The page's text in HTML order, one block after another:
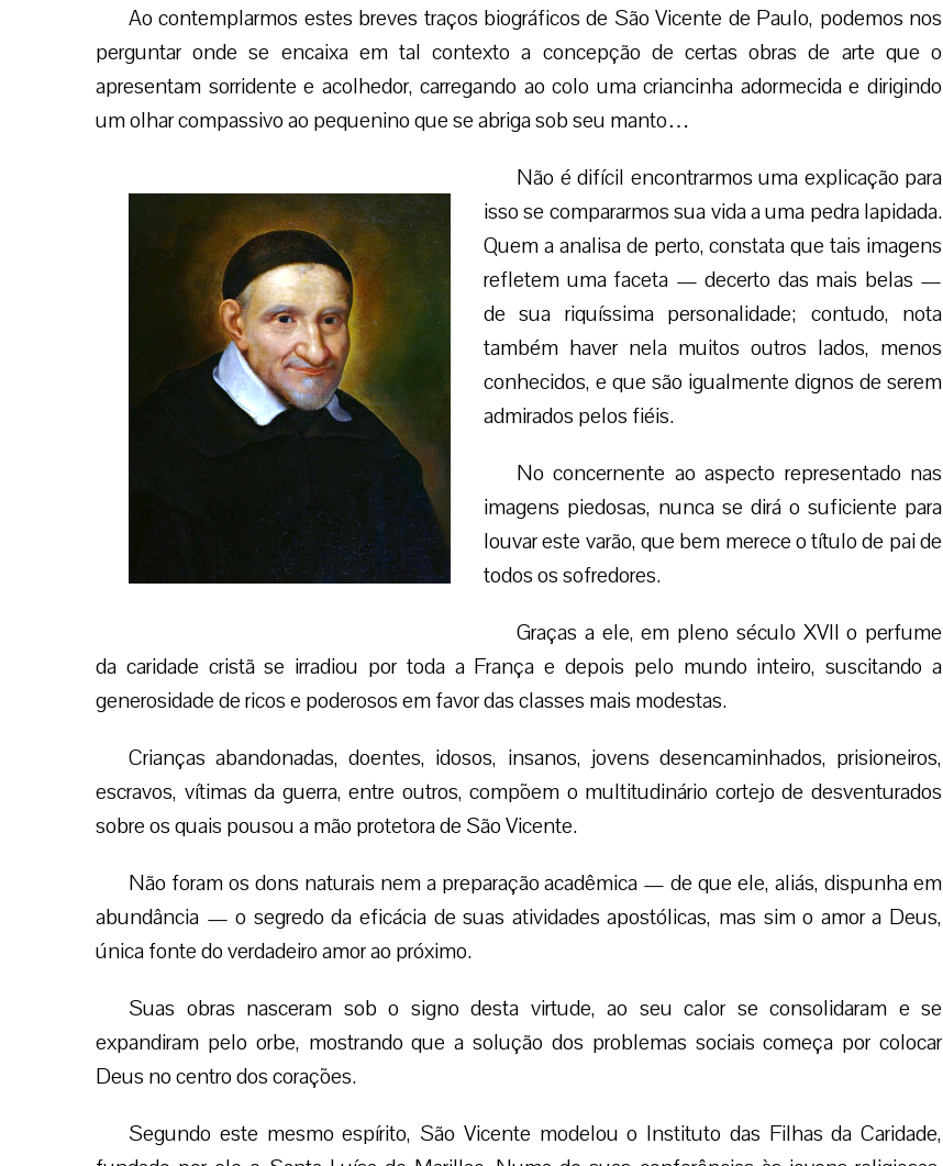
Ao contemplarmos estes breves traços biográficos de São Vicente de Paulo, podemos nos
perguntar onde se encaixa em tal contexto a concepção de certas obras de arte que o
apresentam sorridente e acolhedor, carregando ao colo uma criancinha adormecida e dirigindo
um olhar compassivo ao pequenino que se abriga sob seu manto…
Não é difícil encontrarmos uma explicação para
isso se compararmos sua vida a uma pedra lapidada.
Quem a analisa de perto, constata que tais imagens
refletem uma faceta — decerto das mais belas —
de sua riquíssima personalidade; contudo, nota
também haver nela muitos outros lados, menos
conhecidos, e que são igualmente dignos de serem
admirados pelos fiéis.
No concernente ao aspecto representado nas
imagens piedosas, nunca se dirá o suficiente para
louvar este varão, que bem merece o título de pai de
todos os sofredores.
Graças a ele, em pleno século XVII o perfume
da caridade cristã se irradiou por toda a França e depois pelo mundo inteiro, suscitando a
generosidade de ricos e poderosos em favor das classes mais modestas.
Crianças abandonadas, doentes, idosos, insanos, jovens desencaminhados, prisioneiros,
escravos, vítimas da guerra, entre outros, compõem o multitudinário cortejo de desventurados
sobre os quais pousou a mão protetora de São Vicente.
Não foram os dons naturais nem a preparação acadêmica — de que ele, aliás, dispunha em
abundância — o segredo da eficácia de suas atividades apostólicas, mas sim o amor a Deus,
única fonte do verdadeiro amor ao próximo.
Suas obras nasceram sob o signo desta virtude, ao seu calor se consolidaram e se
expandiram pelo orbe, mostrando que a solução dos problemas sociais começa por colocar
Deus no centro dos corações.
Segundo este mesmo espírito, São Vicente modelou o Instituto das Filhas da Caridade,